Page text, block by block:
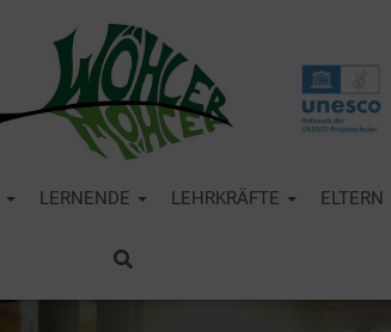
LERNENDE LEHRKRÄFTE ELTERN